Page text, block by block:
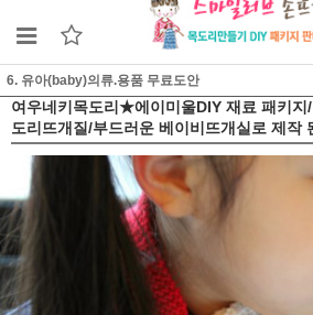
6. 유아(baby)의류.용품 무료도안
여우네키목도리★에이미울DIY 재료 패키지
도리뜨개질/부드러운 베이비뜨개실로 제작